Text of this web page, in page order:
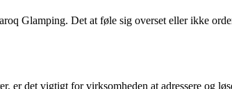
Glamping. Det at føle sig overset eller ikke
er det vigtigt for virksomheden at adressere og